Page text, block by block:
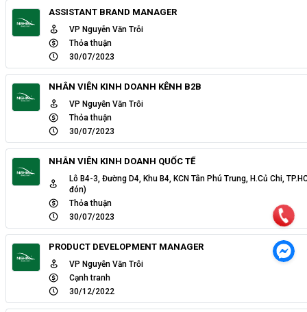
ASSISTANT BRAND MANAGER
VP Nguyễn Văn Trỗi
Thỏa thuận
30/07/2023
NHÂN VIÊN KINH DOANH KÊNH B2B
VP Nguyễn Văn Trỗi
Thỏa thuận
30/07/2023
NHÂN VIÊN KINH DOANH QUỐC TẾ
Lô B4-3, Đường D4, Khu B4, KCN Tân Phú Trung, H.Củ Chi,
đón)
Thỏa thuận
30/07/2023
PRODUCT DEVELOPMENT MANAGER
VP Nguyễn Văn Trỗi
Cạnh tranh
30/12/2022